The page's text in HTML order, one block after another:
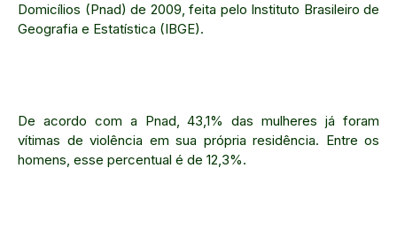
Domicílios (Pnad) de 2009, feita pelo Instituto Brasileiro de
Geografia e Estatística (IBGE).
De acordo com a Pnad, 43,1% das mulheres já foram
vítimas de violência em sua própria residência. Entre os
homens, esse percentual é de 12,3%.